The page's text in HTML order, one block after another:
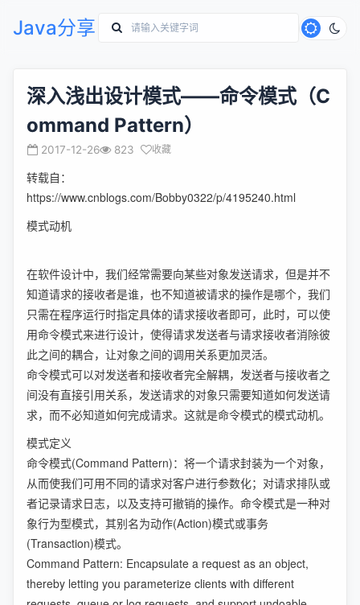
Java分享
深入浅出设计模式——命令模式（C
ommand Pattern）
2017-12-26 823 收藏
转载自：
https://www.cnblogs.com/Bobby0322/p/4195240.html
模式动机
在软件设计中，我们经常需要向某些对象发送请求，但是并不
知道请求的接收者是谁，也不知道被请求的操作是哪个，我们
只需在程序运行时指定具体的请求接收者即可，此时，可以使
用命令模式来进行设计，使得请求发送者与请求接收者消除彼
此之间的耦合，让对象之间的调用关系更加灵活。
命令模式可以对发送者和接收者完全解耦，发送者与接收者之
间没有直接引用关系，发送请求的对象只需要知道如何发送请
求，而不必知道如何完成请求。这就是命令模式的模式动机。
模式定义
命令模式(Command Pattern)：将一个请求封装为一个对象，
从而使我们可用不同的请求对客户进行参数化；对请求排队或
者记录请求日志，以及支持可撤销的操作。命令模式是一种对
象行为型模式，其别名为动作(Action)模式或事务
(Transaction)模式。
Command Pattern: Encapsulate a request as an object,
thereby letting you parameterize clients with different